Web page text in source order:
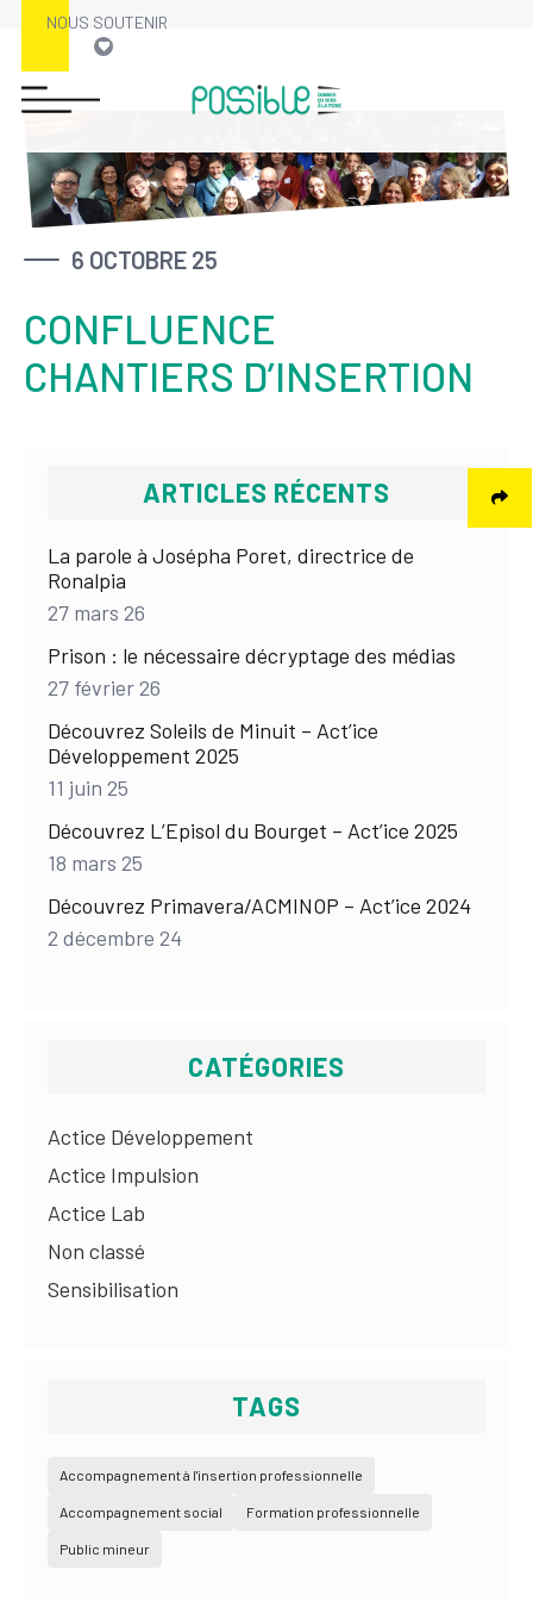
Skip
content
NOUS SOUTENIR
6 OCTOBRE 25
CONFLUENCE
CHANTIERS D’INSERTION
ARTICLES RÉCENTS
La parole à Josépha Poret, directrice de
Ronalpia
27 mars 26
Prison : le nécessaire décryptage des médias
27 février 26
Découvrez Soleils de Minuit – Act’ice
Développement 2025
11 juin 25
Découvrez L’Episol du Bourget – Act’ice 2025
18 mars 25
Découvrez Primavera/ACMINOP – Act’ice 2024
2 décembre 24
CATÉGORIES
Actice Développement
Actice Impulsion
Actice Lab
Non classé
Sensibilisation
TAGS
Accompagnement à l'insertion professionnelle
Accompagnement social Formation professionnelle
Public mineur